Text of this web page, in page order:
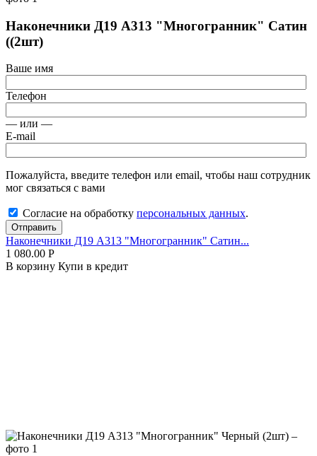
Наконечники Д19 А313 "Многогранник" Сатин
((2шт)
Ваше имя
Телефон
— или —
E-mail
Пожалуйста, введите телефон или email, чтобы наш сотрудник
мог связаться с вами
Согласие на обработку персональных данных.
Отправить
Наконечники Д19 А313 "Многогранник" Сатин...
1 080.00 Р
В корзину Купи в кредит